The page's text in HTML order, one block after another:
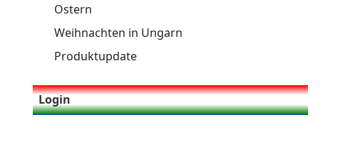
Ostern
Weihnachten in Ungarn
Produktupdate
Login